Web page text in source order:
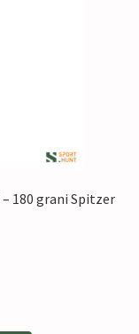
180 grani Spitzer